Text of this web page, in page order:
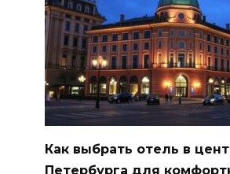
Как выбрать отель в
Петербурга для